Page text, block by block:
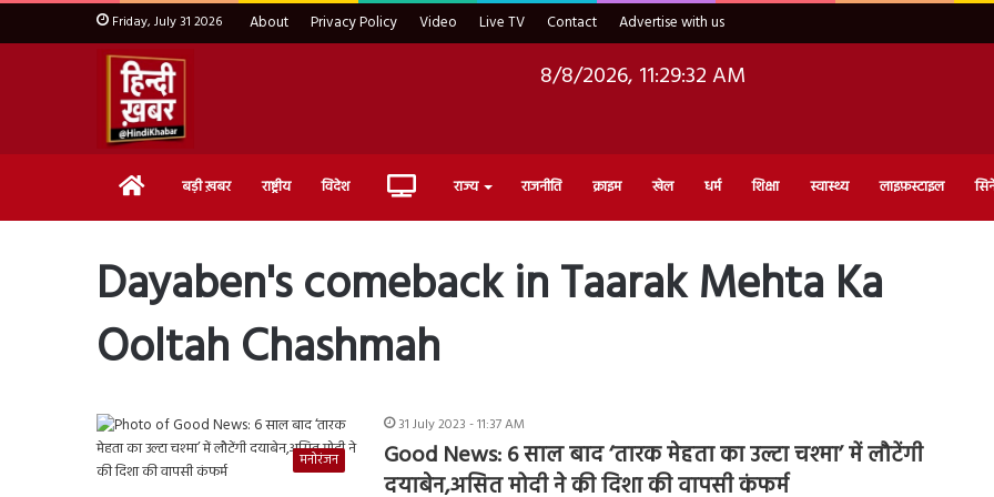
Friday, July 31 2026 About Privacy Policy Video Live TV Contact Advertise with us
8/8/2026, 11:29:33 AM
Home बड़ी ख़बर राष्ट्रीय विदेश Live राज्य राजनीति क्राइम खेल धर्म शिक्षा स्वास्थ्य लाइफ़स्टाइल
Dayaben's comeback in Taarak Mehta Ka
Ooltah Chashmah
मनोरंजन
31 July 2023 - 11:37 AM
Good News: 6 साल बाद ‘तारक मेहता का उल्टा चश्मा’ में लौटेंगी
दयाबेन,असित मोदी ने की दिशा की वापसी कंफर्म